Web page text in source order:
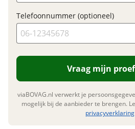
BOVAG Garantie
Fabrieksgarantie
Telefoonnummer (optioneel)
Vraag mijn
viaBOVAG.nl verwerkt je
mogelijk bij de aanbieder te brengen.
privacyverklaring